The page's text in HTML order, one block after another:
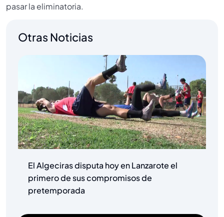
pasar la eliminatoria.
Otras Noticias
El Algeciras disputa hoy en Lanzarote el
primero de sus compromisos de
pretemporada